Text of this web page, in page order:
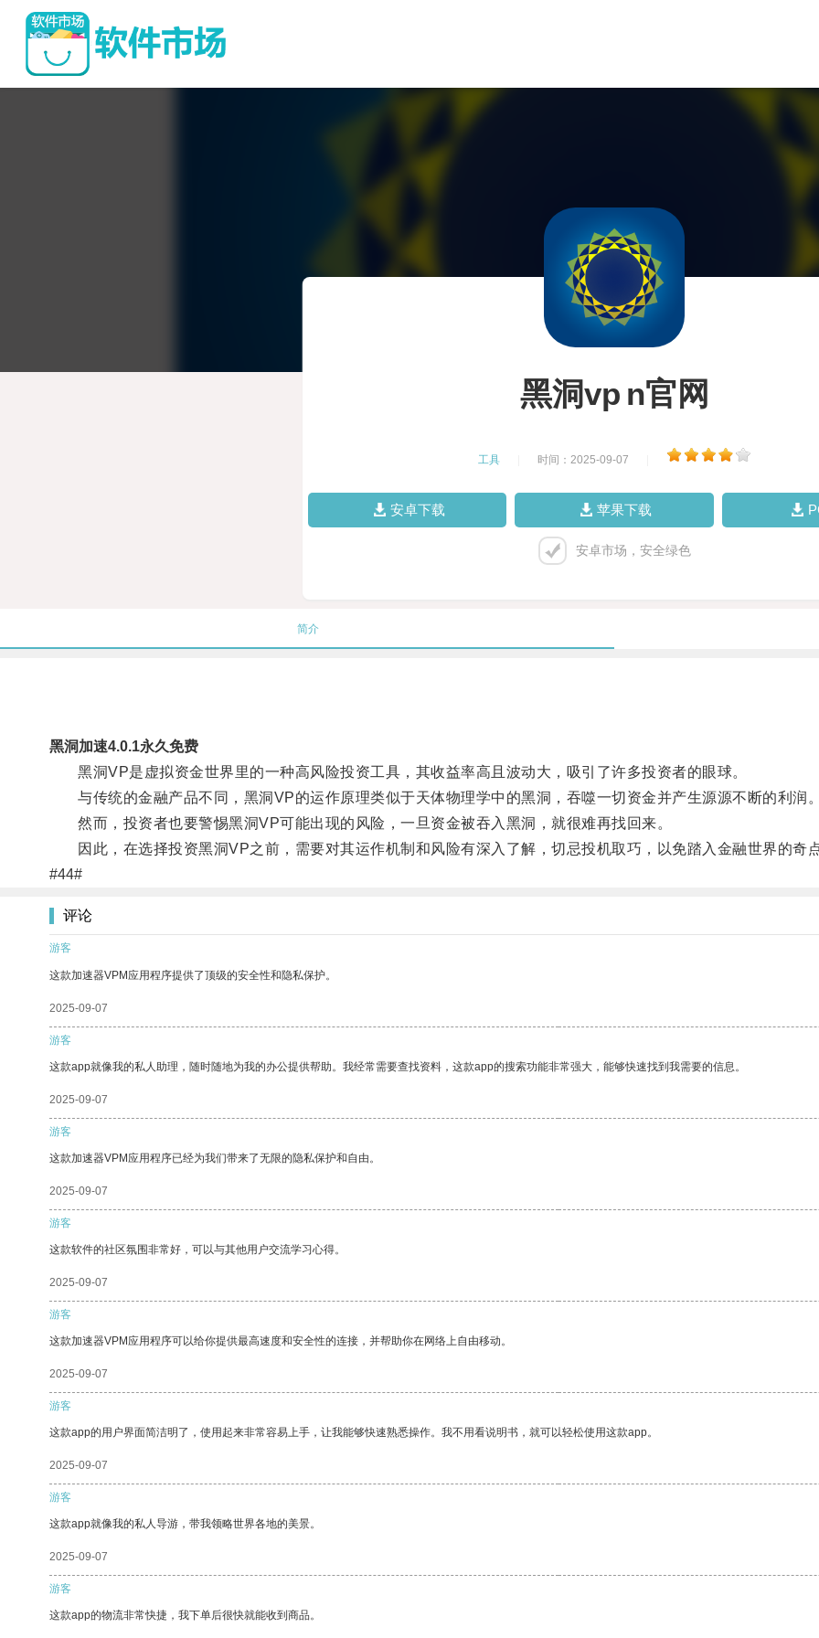
黑洞vp n官网
工具 时间：2025-09-07
安卓下载 苹果下载
安卓市场，安全绿色
简介
黑洞加速4.0.1永久免费
黑洞VP是虚拟资金世界里的一种高风险投资工具，其收益率高且波动大，吸引了许多投资者的眼球。
与传统的金融产品不同，黑洞VP的运作原理类似于天体物理学中的黑洞，吞噬一切资金并产生源源不断的利润。
然而，投资者也要警惕黑洞VP可能出现的风险，一旦资金被吞入黑洞，就很难再找回来。
因此，在选择投资黑洞VP之前，需要对其运作机制和风险有深入了解，切忌投机取巧，以免踏入金融世界的奇点
#44#
评论
游客
这款加速器VPM应用程序提供了顶级的安全性和隐私保护。
2025-09-07
游客
这款app就像我的私人助理，随时随地为我的办公提供帮助。我经常需要查找资料，这款app的搜索功能非常强大，能够快速找到我需要的信息。
2025-09-07
游客
这款加速器VPM应用程序已经为我们带来了无限的隐私保护和自由。
2025-09-07
游客
这款软件的社区氛围非常好，可以与其他用户交流学习心得。
2025-09-07
游客
这款加速器VPM应用程序可以给你提供最高速度和安全性的连接，并帮助你在网络上自由移动。
2025-09-07
游客
这款app的用户界面简洁明了，使用起来非常容易上手，让我能够快速熟悉操作。我不用看说明书，就可以轻松使用这款app。
2025-09-07
游客
这款app就像我的私人导游，带我领略世界各地的美景。
2025-09-07
游客
这款app的物流非常快捷，我下单后很快就能收到商品。